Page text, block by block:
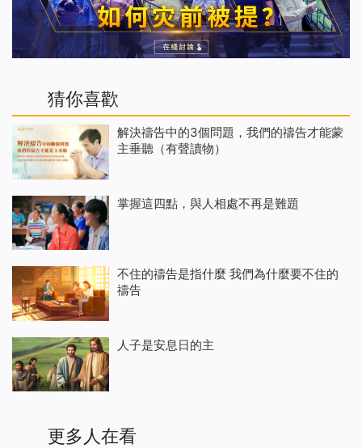
猜你喜歡
解決禱告中的3個問題，我們的禱告才能蒙
主垂聽（有聲讀物）
掌握這四點，與人相處不再是難題
不住的禱告是指什麼 我們為什麼要不住的
禱告
人子是安息日的主
更多人在看